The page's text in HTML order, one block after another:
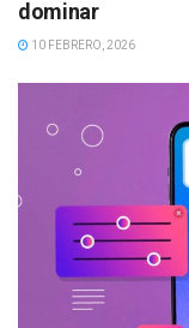
dominar
10 FEBRERO, 2026